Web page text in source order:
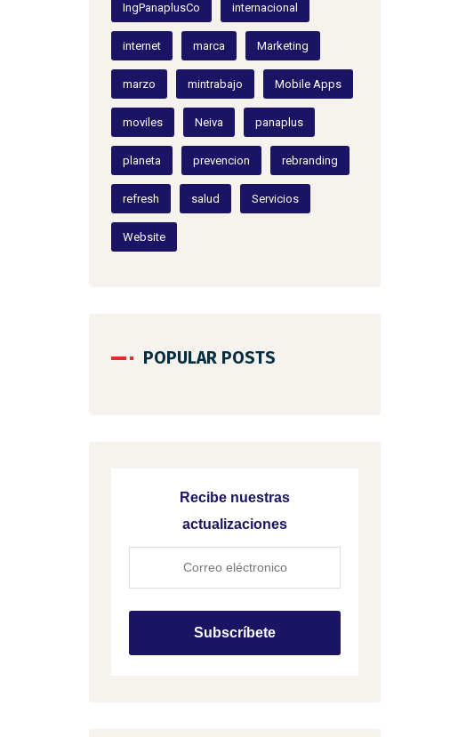
IngPanaplusCo internacional
internet marca Marketing
marzo mintrabajo Mobile Apps
moviles Neiva panaplus
planeta prevencion rebranding
refresh salud Servicios
Website
POPULAR POSTS
Recibe nuestras
actualizaciones